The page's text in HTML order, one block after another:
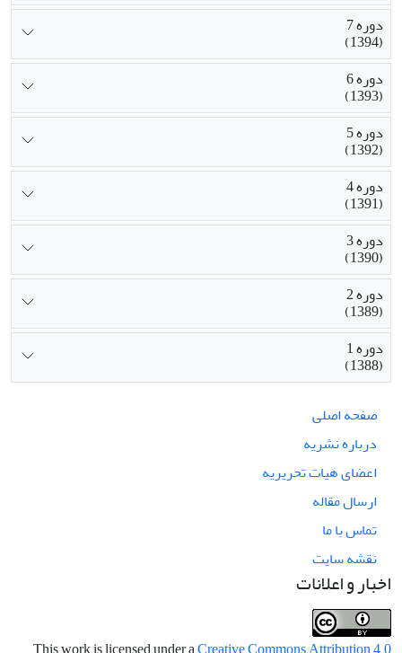
دوره 7
(1394)
دوره 6
(1393)
دوره 5
(1392)
دوره 4
(1391)
دوره 3
(1390)
دوره 2
(1389)
دوره 1
(1388)
صفحه اصلی
درباره نشریه
اعضای هیات تحریریه
ارسال مقاله
تماس با ما
نقشه سایت
اخبار و اعلانات